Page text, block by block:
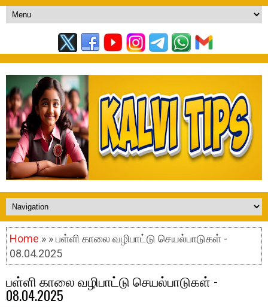
Home » » பள்ளி காலை வழிபாட்டு செயல்பாடுகள் -
08.04.2025
பள்ளி காலை வழிபாட்டு செயல்பாடுகள் -
08.04.2025